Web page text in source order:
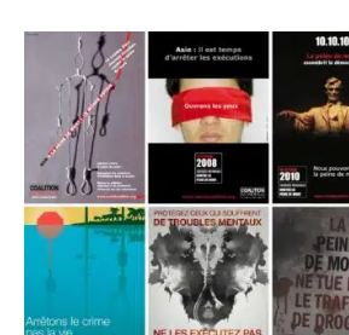
Emirats
Non
Statut juridique de la
Pays